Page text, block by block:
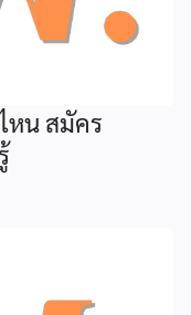
หน สมัคร